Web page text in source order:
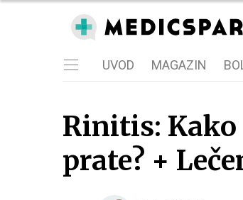
UVOD MAGAZIN
Rinitis:
prate? +